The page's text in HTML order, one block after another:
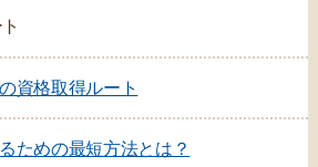
資格取得ルート
ための最短方法とは？